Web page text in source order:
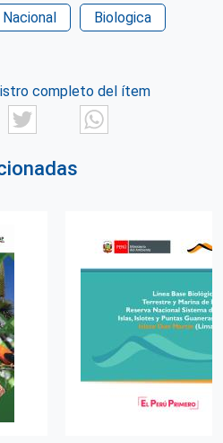
o Recurso
su contenido
Biologica
completo del ítem
FacebookTwitter